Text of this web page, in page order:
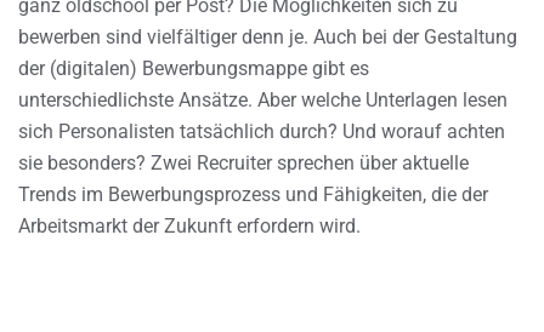
ganz oldschool per Post? Die Möglichkeiten sich zu
bewerben sind vielfältiger denn je. Auch bei der Gestaltung
der (digitalen) Bewerbungsmappe gibt es
unterschiedlichste Ansätze. Aber welche Unterlagen lesen
sich Personalisten tatsächlich durch? Und worauf achten
sie besonders? Zwei Recruiter sprechen über aktuelle
Trends im Bewerbungsprozess und Fähigkeiten, die der
Arbeitsmarkt der Zukunft erfordern wird.